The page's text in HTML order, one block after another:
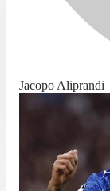
Jacopo Aliprandi